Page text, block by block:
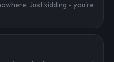
Just kidding - you're